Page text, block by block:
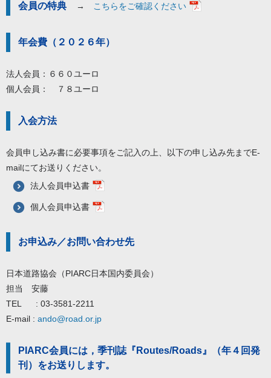
会員の特典 → こちらをご確認ください
年会費（２０２６年）
法人会員：６６０ユーロ
個人会員： ７８ユーロ
入会方法
会員申し込み書に必要事項をご記入の上、以下の申し込み先までE-
mailにてお送りください。
法人会員申込書
個人会員申込書
お申込み／お問い合わせ先
日本道路協会（PIARC日本国内委員会）
担当 安藤
TEL
: 03-3581-2211
E-mail : ando@road.or.jp
PIARC会員には，季刊誌『Routes/Roads』（年４回発
刊）をお送りします。